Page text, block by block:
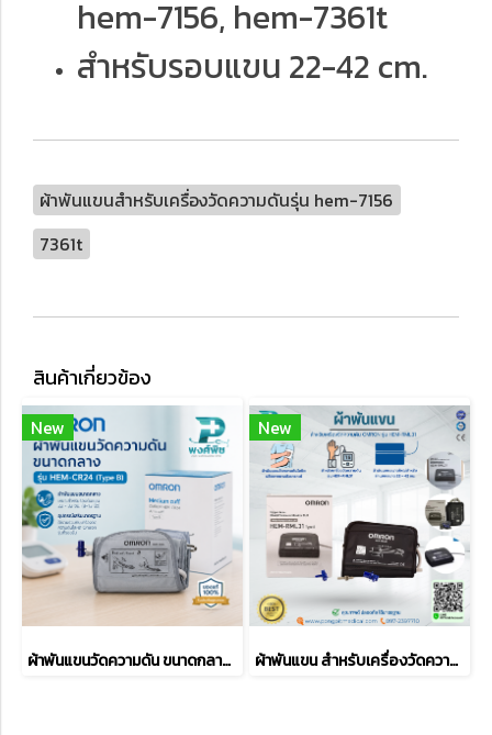
hem-7156, hem-7361t
สำหรับรอบแขน 22-42 cm.
ผ้าพันแขนสำหรับเครื่องวัดความดันรุ่น hem-7156
7361t
สินค้าเกี่ยวข้อง
New
ผ้าพันแขนวัดความดัน ขนาดกลาง Omron รุ่น HEM-CR24 (Type B)
New
ผ้าพันแขน สำหรับเครื่องวัดความดัน OMRON รุ่น HEM-RML31